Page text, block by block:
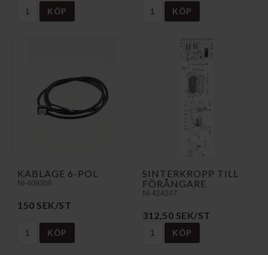
KÖP KÖP
KABLAGE 6-POL
NI-409306
150 SEK/ST
KÖP
SINTERKROPP TILL
FÖRÅNGARE
NI-424247
312,50 SEK/ST
KÖP